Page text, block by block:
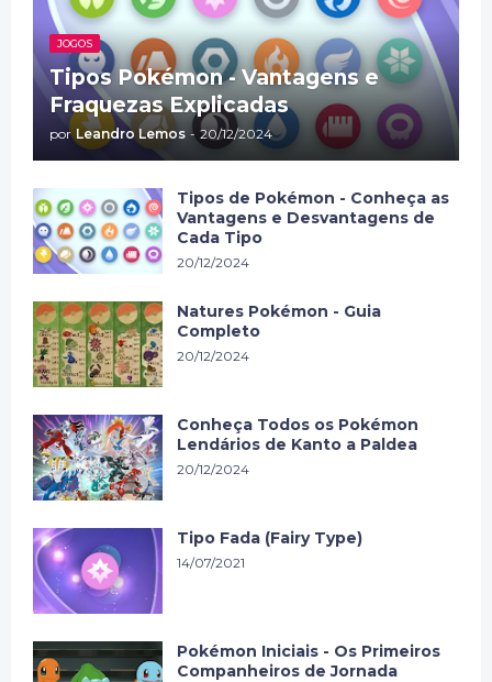
JOGOS
Tipos Pokémon - Vantagens e
Fraquezas Explicadas
por Leandro Lemos - 20/12/2024
Tipos de Pokémon - Conheça as
Vantagens e Desvantagens de
Cada Tipo
20/12/2024
Natures Pokémon - Guia
Completo
20/12/2024
Conheça Todos os Pokémon
Lendários de Kanto a Paldea
20/12/2024
Tipo Fada (Fairy Type)
14/07/2021
Pokémon Iniciais - Os Primeiros
Companheiros de Jornada